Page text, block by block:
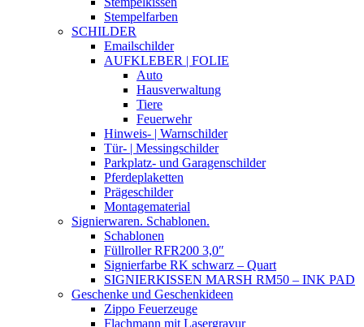
Stempelfarben
SCHILDER
Emailschilder
AUFKLEBER | FOLIE
Auto
Hausverwaltung
Tiere
Feuerwehr
Hinweis- | Warnschilder
Tür- | Messingschilder
Parkplatz- und Garagenschilder
Pferdeplaketten
Prägeschilder
Montagematerial
Signierwaren. Schablonen.
Schablonen
Füllroller RFR200 3,0″
Signierfarbe RK schwarz – Quart
SIGNIERKISSEN MARSH RM50 – INK PAD
Geschenke und Geschenkideen
Zippo Feuerzeuge
Flachmann mit Lasergravur